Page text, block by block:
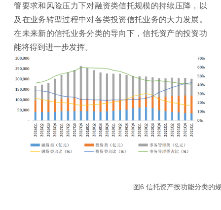
管要求和风险压力下对融资类信托规模的持续压降，以
及在业务转型过程中对各类投资信托业务的大力发展。
在未来新的信托业务分类的导向下，信托资产的投资功
能将得到进一步发挥。
图6 信托资产按功能分类